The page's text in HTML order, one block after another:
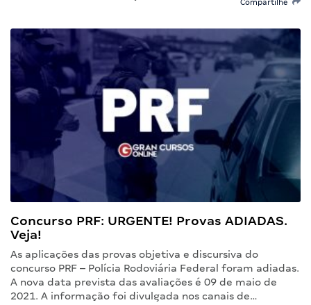
Compartilhe
Concurso PRF: URGENTE! Provas ADIADAS.
Veja!
As aplicações das provas objetiva e discursiva do
concurso PRF – Polícia Rodoviária Federal foram adiadas.
A nova data prevista das avaliações é 09 de maio de
2021. A informação foi divulgada nos canais de…